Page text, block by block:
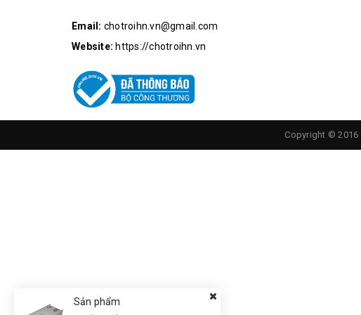
Kích Thước Module IC Thời
Email: chotroihn.vn@gmail.com
Website: https://chotroihn.vn
Copyright © 2016
Sản phẩm